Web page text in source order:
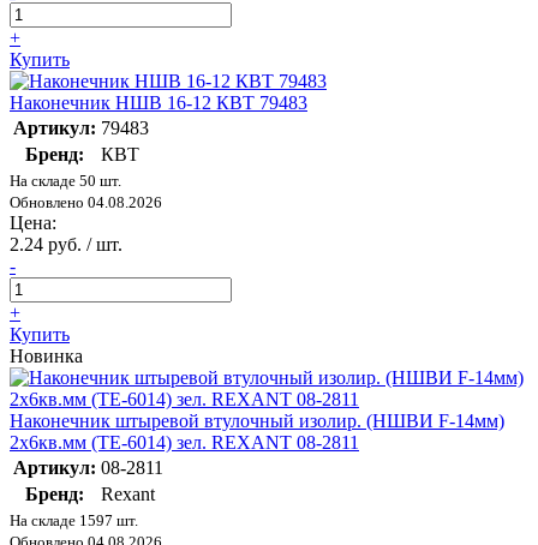
+
Купить
Наконечник НШВ 16-12 КВТ 79483
Артикул: 79483
Бренд:
КВТ
На складе 50 шт.
Обновлено 04.08.2026
Цена:
2.24 руб. / шт.
-
+
Купить
Новинка
Наконечник штыревой втулочный изолир. (НШВИ F-14мм)
2х6кв.мм (TE-6014) зел. REXANT 08-2811
Артикул: 08-2811
Бренд:
Rexant
На складе 1597 шт.